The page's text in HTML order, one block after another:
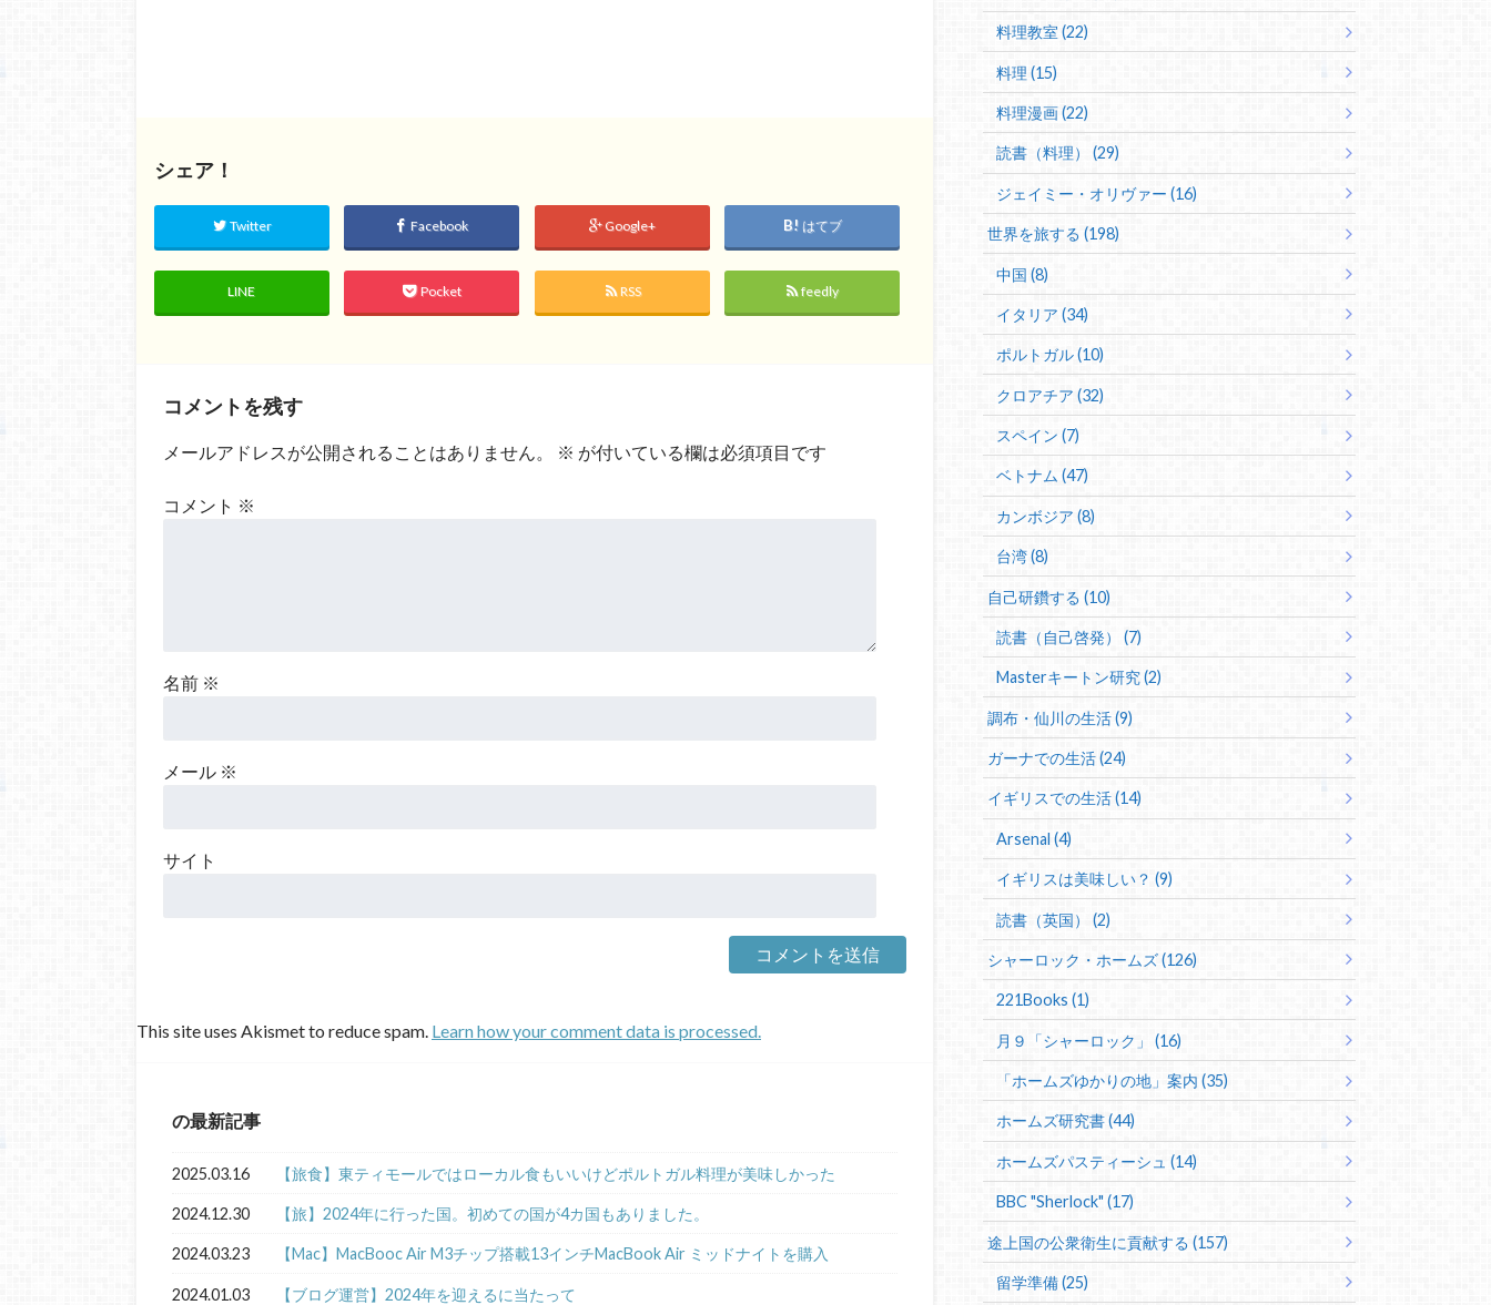
シェア！
Twitter Facebook Google+ はてブ
LINE Pocket RSS feedly
コメントを残す
メールアドレスが公開されることはありません。 ※ が付いている欄は必須項目です
コメント ※
名前 ※
メール ※
サイト
This site uses Akismet to reduce spam. Learn how your comment data is processed.
の最新記事
2025.03.16 【旅食】東ティモールではローカル食もいいけどポルトガル料理が美味しかった
2024.12.30 【旅】2024年に行った国。初めての国が4カ国もありました。
2024.03.23 【Mac】MacBooc Air M3チップ搭載13インチMacBook Air ミッドナイトを購入
2024.01.03 【ブログ運営】2024年を迎えるに当たって
料理教室 (22)
料理 (15)
料理漫画 (22)
読書（料理） (29)
ジェイミー・オリヴァー (16)
世界を旅する (198)
中国 (8)
イタリア (34)
ポルトガル (10)
クロアチア (32)
スペイン (7)
ベトナム (47)
カンボジア (8)
台湾 (8)
自己研鑽する (10)
読書（自己啓発） (7)
Masterキートン研究 (2)
調布・仙川の生活 (9)
ガーナでの生活 (24)
イギリスでの生活 (14)
Arsenal (4)
イギリスは美味しい？ (9)
読書（英国） (2)
シャーロック・ホームズ (126)
221Books (1)
月９「シャーロック」 (16)
「ホームズゆかりの地」案内 (35)
ホームズ研究書 (44)
ホームズパスティーシュ (14)
BBC "Sherlock" (17)
途上国の公衆衛生に貢献する (157)
留学準備 (25)